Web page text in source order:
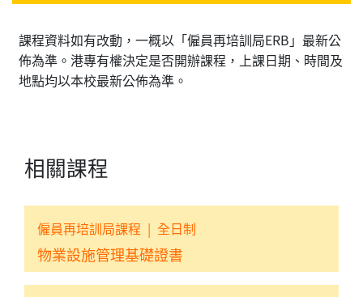
課程資料如有改動，一概以「僱員再培訓局ERB」最新公
佈為準。港專有權決定是否開辦課程，上課日期、時間及
地點均以本校最新公佈為準。
相關課程
僱員再培訓局課程 | 全日制
物業設施管理基礎證書